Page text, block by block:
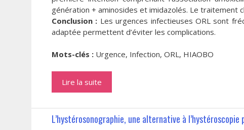
génération + aminosides et imidazolés. Le traitement
Conclusion : Les urgences infectieuses ORL sont
adaptée permettent d’éviter les complications.
Mots-clés : Urgence, Infection, ORL, HIAOBO
Lire la suite
L’hystérosonographie, une alternative à